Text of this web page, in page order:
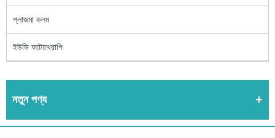
প্লাজমা কলম
ইউভি ফটোথেরাপি
নতুন পণ্য